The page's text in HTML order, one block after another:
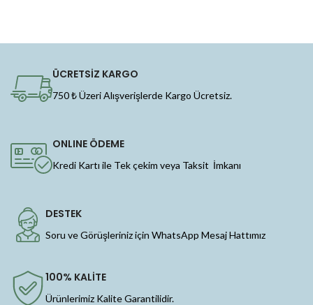
ÜCRETSİZ KARGO
750 ₺ Üzeri Alışverişlerde Kargo Ücretsiz.
ONLINE ÖDEME
Kredi Kartı ile Tek çekim veya Taksit İmkanı
DESTEK
Soru ve Görüşleriniz için WhatsApp Mesaj Hattımız
100% KALİTE
Ürünlerimiz Kalite Garantilidir.